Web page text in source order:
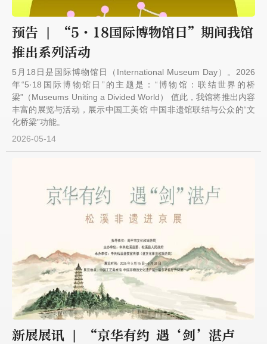
预告 | “5·18国际博物馆日”期间我馆
推出系列活动
5月18日是国际博物馆日（International Museum Day）。2026
年“5·18国际博物馆日”的主题是：“博物馆：联结世界的桥
梁”（Museums Uniting a Divided World） 值此，我馆将推出内容
丰富的展览与活动，展示中国工美馆 中国非遗馆联结与公众的“文
化桥梁”功能。
2026-05-14
新展展讯 | “京华有约 遇‘剑’湛卢